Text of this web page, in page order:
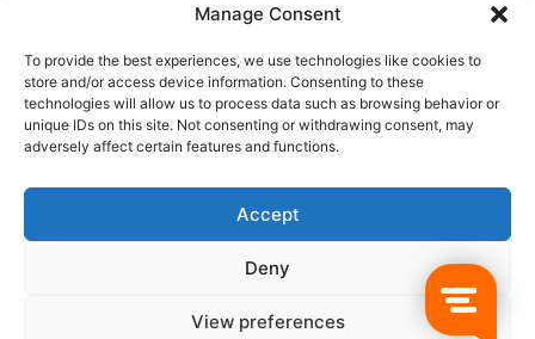
Manage Consent
To provide the best experiences, we use technologies like cookies to
store and/or access device information. Consenting to these
technologies will allow us to process data such as browsing behavior or
unique IDs on this site. Not consenting or withdrawing consent, may
adversely affect certain features and functions.
Accept
Deny
View preferences
© Copyright 2026, Todos los derechos reservados @Crucerum |
Facebook
Twitter Instagram